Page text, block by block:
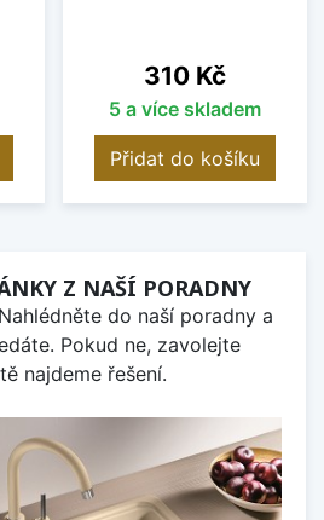
Cena
310 Kč
5 a více skladem
Přidat do košíku
Z NAŠÍ PORADNY
do naší poradny a
Pokud ne, zavolejte
najdeme řešení.